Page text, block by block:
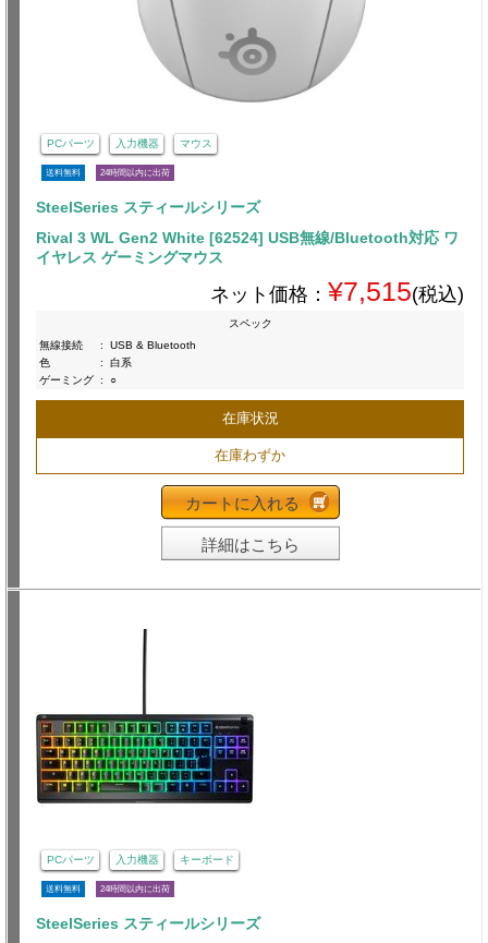
PCパーツ 入力機器 マウス
送料無料 24時間以内に出荷
SteelSeries スティールシリーズ
Rival 3 WL Gen2 White [62524] USB無線/Bluetooth対応 ワ
イヤレス ゲーミングマウス
ネット価格： ¥7,515(税込)
スペック
無線接続
:
USB & Bluetooth
色
:
白系
ゲーミング : ○
在庫状況
在庫わずか
カートに入れる
詳細はこちら
PCパーツ 入力機器 キーボード
送料無料 24時間以内に出荷
SteelSeries スティールシリーズ